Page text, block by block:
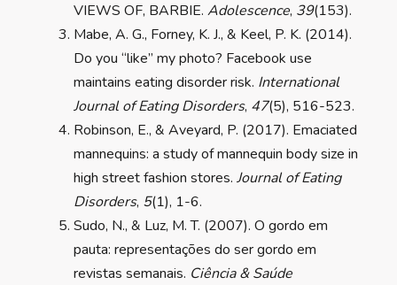
VIEWS OF, BARBIE. Adolescence, 39(153).
Mabe, A. G., Forney, K. J., & Keel, P. K. (2014).
Do you “like” my photo? Facebook use
maintains eating disorder risk. International
Journal of Eating Disorders, 47(5), 516-523.
Robinson, E., & Aveyard, P. (2017). Emaciated
mannequins: a study of mannequin body size in
high street fashion stores. Journal of Eating
Disorders, 5(1), 1-6.
Sudo, N., & Luz, M. T. (2007). O gordo em
pauta: representações do ser gordo em
revistas semanais. Ciência & Saúde